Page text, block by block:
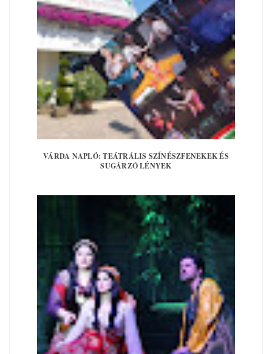
VÁRDA NAPLÓ: TEÁTRÁLIS SZÍNÉSZFENEKEK ÉS
SUGÁRZÓ LÉNYEK